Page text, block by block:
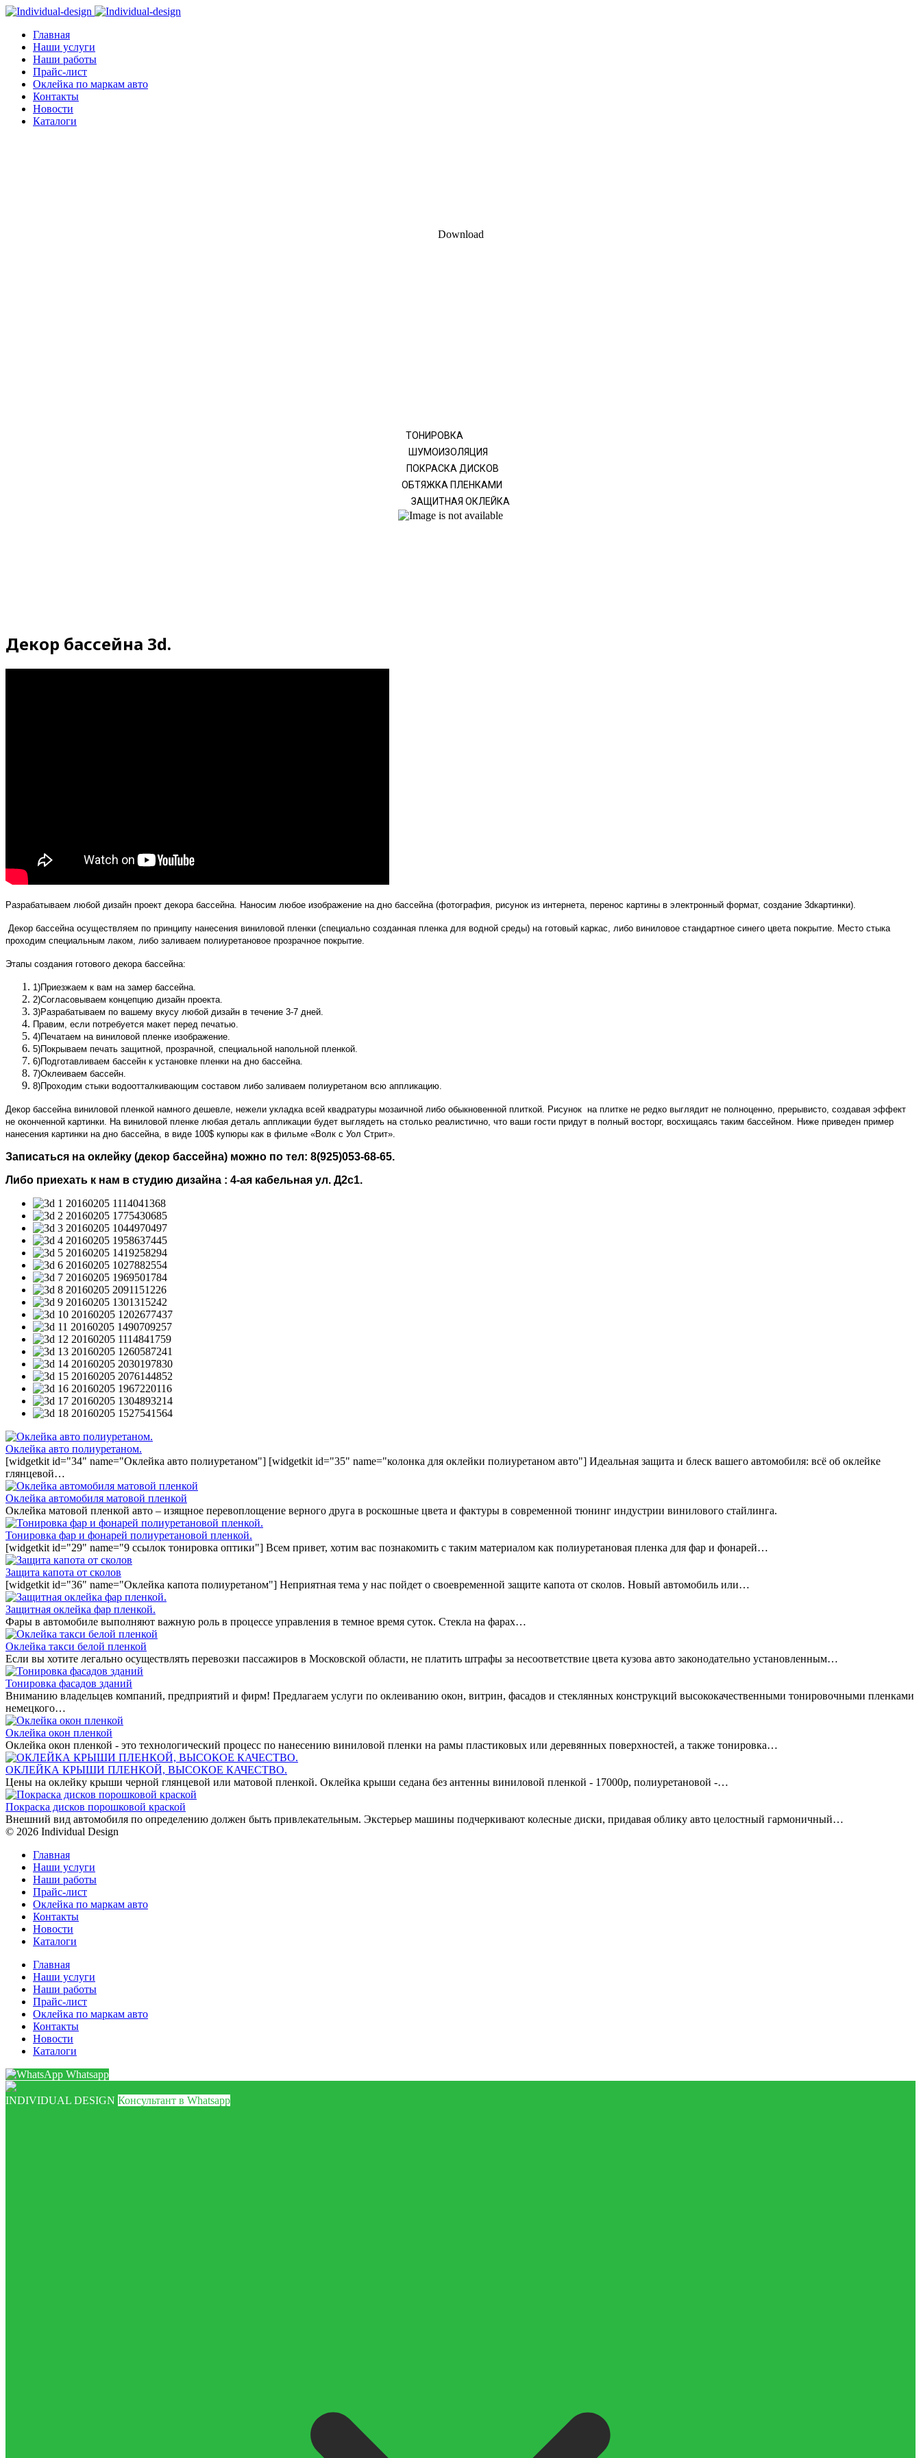
Главная
Наши услуги
Наши работы
Прайс-лист
Оклейка по маркам авто
Контакты
Новости
Каталоги
Download
ТОНИРОВКА
ШУМОИЗОЛЯЦИЯ
ПОКРАСКА ДИСКОВ
ОБТЯЖКА ПЛЕНКАМИ
ЗАЩИТНАЯ ОКЛЕЙКА
Декор бассейна 3d.
Разрабатываем любой дизайн проект декора бассейна. Наносим любое изображение на дно бассейна (фотография, рисунок из интернета, перенос картины в электронный формат, создание 3dкартинки).
Декор бассейна осуществляем по принципу нанесения виниловой пленки (специально созданная пленка для водной среды) на готовый каркас, либо виниловое стандартное синего цвета покрытие. Место стыка
проходим специальным лаком, либо заливаем полиуретановое прозрачное покрытие.
Этапы создания готового декора бассейна:
1)Приезжаем к вам на замер бассейна.
2)Согласовываем концепцию дизайн проекта.
3)Разрабатываем по вашему вкусу любой дизайн в течение 3-7 дней.
Правим, если потребуется макет перед печатью.
4)Печатаем на виниловой пленке изображение.
5)Покрываем печать защитной, прозрачной, специальной напольной пленкой.
6)Подготавливаем бассейн к установке пленки на дно бассейна.
7)Оклеиваем бассейн.
8)Проходим стыки водоотталкивающим составом либо заливаем полиуретаном всю аппликацию.
Декор бассейна виниловой пленкой намного дешевле, нежели укладка всей квадратуры мозаичной либо обыкновенной плиткой. Рисунок на плитке не редко выглядит не полноценно, прерывисто, создавая эффект
не оконченной картинки. На виниловой пленке любая деталь аппликации будет выглядеть на столько реалистично, что ваши гости придут в полный восторг, восхищаясь таким бассейном. Ниже приведен пример
нанесения картинки на дно бассейна, в виде 100$ купюры как в фильме «Волк с Уол Стрит».
Записаться на оклейку (декор бассейна) можно по тел: 8(925)053-68-65.
Либо приехать к нам в студию дизайна : 4-ая кабельная ул. Д2с1.
Оклейка авто полиуретаном.
[widgetkit id="34" name="Оклейка авто полиуретаном"] [widgetkit id="35" name="колонка для оклейки полиуретаном авто"] Идеальная защита и блеск вашего автомобиля: всё об оклейке
глянцевой…
Оклейка автомобиля матовой пленкой
Оклейка матовой пленкой авто – изящное перевоплощение верного друга в роскошные цвета и фактуры в современной тюнинг индустрии винилового стайлинга.
Тонировка фар и фонарей полиуретановой пленкой.
[widgetkit id="29" name="9 ссылок тонировка оптики"] Всем привет, хотим вас познакомить с таким материалом как полиуретановая пленка для фар и фонарей…
Защита капота от сколов
[widgetkit id="36" name="Оклейка капота полиуретаном"] Неприятная тема у нас пойдет о своевременной защите капота от сколов. Новый автомобиль или…
Защитная оклейка фар пленкой.
Фары в автомобиле выполняют важную роль в процессе управления в темное время суток. Стекла на фарах…
Оклейка такси белой пленкой
Если вы хотите легально осуществлять перевозки пассажиров в Московской области, не платить штрафы за несоответствие цвета кузова авто законодательно установленным…
Тонировка фасадов зданий
Вниманию владельцев компаний, предприятий и фирм! Предлагаем услуги по оклеиванию окон, витрин, фасадов и стеклянных конструкций высококачественными тонировочными пленками
немецкого…
Оклейка окон пленкой
Оклейка окон пленкой - это технологический процесс по нанесению виниловой пленки на рамы пластиковых или деревянных поверхностей, а также тонировка…
ОКЛЕЙКА КРЫШИ ПЛЕНКОЙ, ВЫСОКОЕ КАЧЕСТВО.
Цены на оклейку крыши черной глянцевой или матовой пленкой. Оклейка крыши седана без антенны виниловой пленкой - 17000р, полиуретановой -…
Покраска дисков порошковой краской
Внешний вид автомобиля по определению должен быть привлекательным. Экстерьер машины подчеркивают колесные диски, придавая облику авто целостный гармоничный…
© 2026 Individual Design
Главная
Наши услуги
Наши работы
Прайс-лист
Оклейка по маркам авто
Контакты
Новости
Каталоги
Главная
Наши услуги
Наши работы
Прайс-лист
Оклейка по маркам авто
Контакты
Новости
Каталоги
Whatsapp
INDIVIDUAL DESIGN Консультант в Whatsapp